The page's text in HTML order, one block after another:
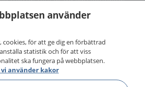
din journal och göra dina
telefonnummer 1177 för
dygnet runt.
du vill må bättre.
använder
cookies, för att ge dig en förbättrad
statistik och för att viss
ska fungera på webbplatsen.
använder kakor